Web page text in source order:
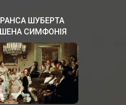
ШУБЕРТА
СИМФОНІЯ